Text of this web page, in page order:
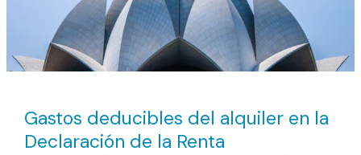
Gastos deducibles del alquiler en la
Declaración de la Renta
Renta